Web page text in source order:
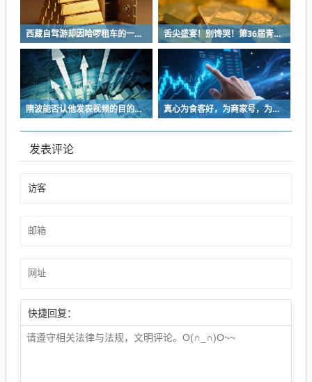
西藏自驾游却因哈啰租车的一起订单起纠纷 短信内容不堪入目 舌尖盛宴！别馋哭！第36届青岛国际啤酒节美食亮点抢先看
隋波能否认他发表视频的目的是为了博眼球赚流量，进而达到自己的商业目的吗？ 真心为食客好，为商家号，为餐饮业好，难道不是应该私下切磋？
发表评论
快捷回复：